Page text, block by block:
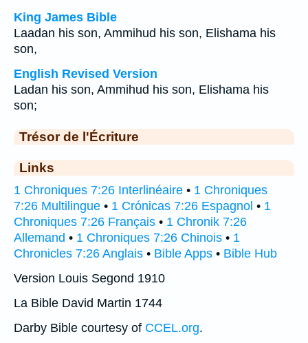
King James Bible
Laadan his son, Ammihud his son, Elishama his
son,
English Revised Version
Ladan his son, Ammihud his son, Elishama his
son;
Trésor de l'Écriture
Links
1 Chroniques 7:26 Interlinéaire • 1 Chroniques
7:26 Multilingue • 1 Crónicas 7:26 Espagnol • 1
Chroniques 7:26 Français • 1 Chronik 7:26
Allemand • 1 Chroniques 7:26 Chinois • 1
Chronicles 7:26 Anglais • Bible Apps • Bible Hub
Version Louis Segond 1910
La Bible David Martin 1744
Darby Bible courtesy of CCEL.org.